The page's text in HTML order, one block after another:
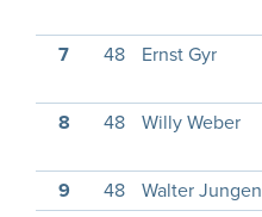
7
48 Ernst Gyr
8
48 Willy Weber
9
48 Walter Jungen